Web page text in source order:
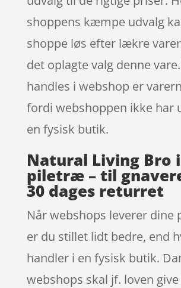
shoppens kæmpe udvalg
shoppe løs efter lækre
det oplagte valg denne
handles i webshop er
fordi webshoppen ikke har
en fysisk butik.
Natural Living Bro i
piletræ – til
30 dages returret
Når webshops leverer dine
er du stillet lidt bedre, end
handler i en fysisk butik.
webshops skal jf. loven give